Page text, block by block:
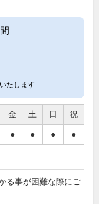
たします
金 土 日 祝
● ● ● ●
る事が困難な際にご